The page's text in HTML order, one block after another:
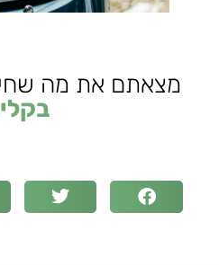
מצאתם את מה